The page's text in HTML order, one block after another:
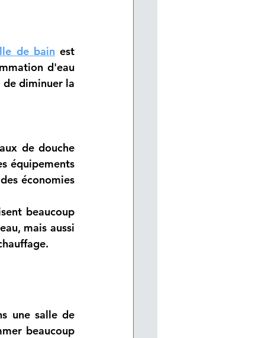
de bain est
d'eau
diminuer la
de douche
équipements
économies
beaucoup
mais aussi
une salle de
beaucoup